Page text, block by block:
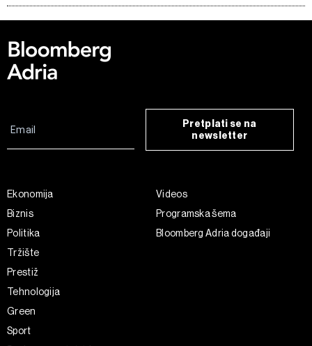
Pretplati se na
newsletter
Ekonomija
Biznis
Politika
Tržište
Prestiž
Tehnologija
Green
Sport
Videos
Programska šema
Bloomberg Adria događaji